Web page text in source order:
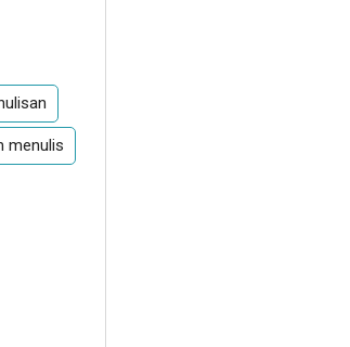
menulis